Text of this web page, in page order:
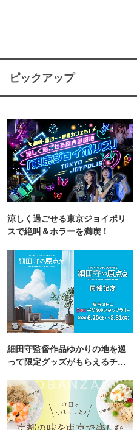
ピックアップ
涼しく過ごせる東京ジョイポリ
スで絶叫＆ホラーを満喫！
細田守監督作品ゆかりの地を巡
って限定グッズがもらえるチャ